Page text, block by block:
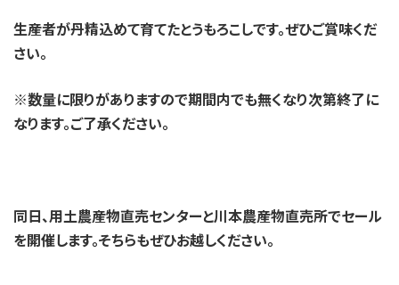
生産者が丹精込めて育てたとうもろこしです。ぜひご賞味くだ
さい。
※数量に限りがありますので期間内でも無くなり次第終了に
なります。ご了承ください。
同日、用土農産物直売センターと川本農産物直売所でセール
を開催します。そちらもぜひお越しください。